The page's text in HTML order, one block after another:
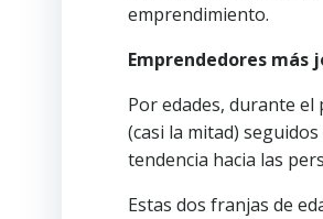
emprendimiento.
Emprendedores más
Por edades, durante
(casi la mitad)
tendencia hacia las
Estas dos franjas de